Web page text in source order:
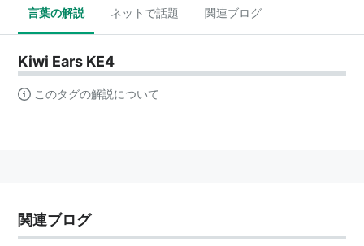
言葉の解説 ネットで話題 関連ブログ
Kiwi Ears KE4
このタグの解説について
関連ブログ